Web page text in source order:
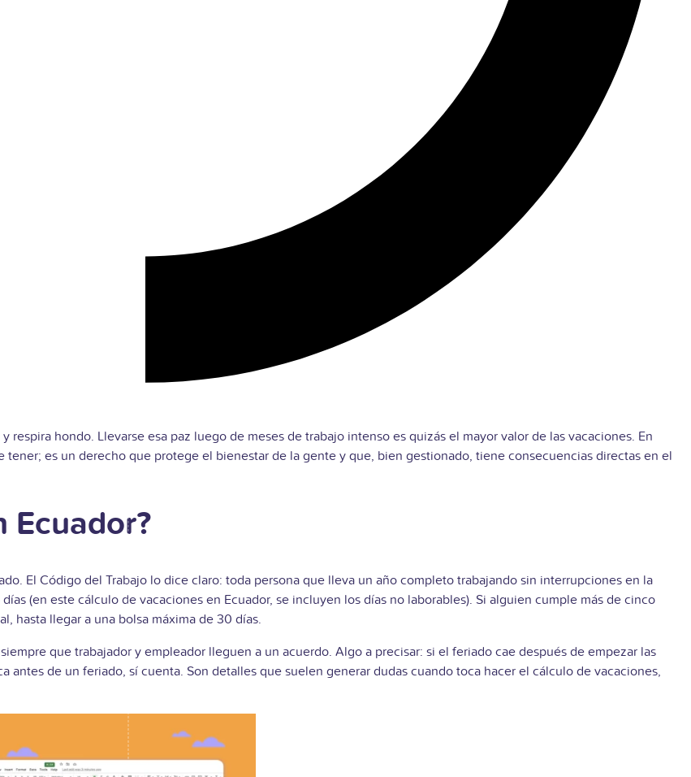
hondo. Llevarse esa paz luego de meses de trabajo intenso es quizás el mayor valor de las vacaciones. En
tener; es un derecho que protege el bienestar de la gente y que, bien gestionado, tiene consecuencias directas en el
Ecuador?
El Código del Trabajo lo dice claro: toda persona que lleva un año completo trabajando sin interrupciones en la
(en este cálculo de vacaciones en Ecuador, se incluyen los días no laborables). Si alguien cumple más de cinco
hasta llegar a una bolsa máxima de 30 días.
que trabajador y empleador lleguen a un acuerdo. Algo a precisar: si el feriado cae después de empezar las
antes de un feriado, sí cuenta. Son detalles que suelen generar dudas cuando toca hacer el cálculo de vacaciones,